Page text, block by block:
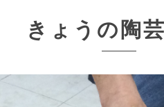
きょうの陶